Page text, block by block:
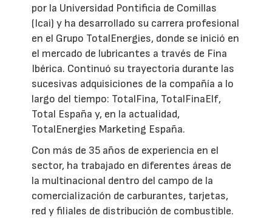
por la Universidad Pontificia de Comillas
(Icai) y ha desarrollado su carrera profesional
en el Grupo TotalEnergies, donde se inició en
el mercado de lubricantes a través de Fina
Ibérica. Continuó su trayectoria durante las
sucesivas adquisiciones de la compañía a lo
largo del tiempo: TotalFina, TotalFinaElf,
Total España y, en la actualidad,
TotalEnergies Marketing España.
Con más de 35 años de experiencia en el
sector, ha trabajado en diferentes áreas de
la multinacional dentro del campo de la
comercialización de carburantes, tarjetas,
red y filiales de distribución de combustible.